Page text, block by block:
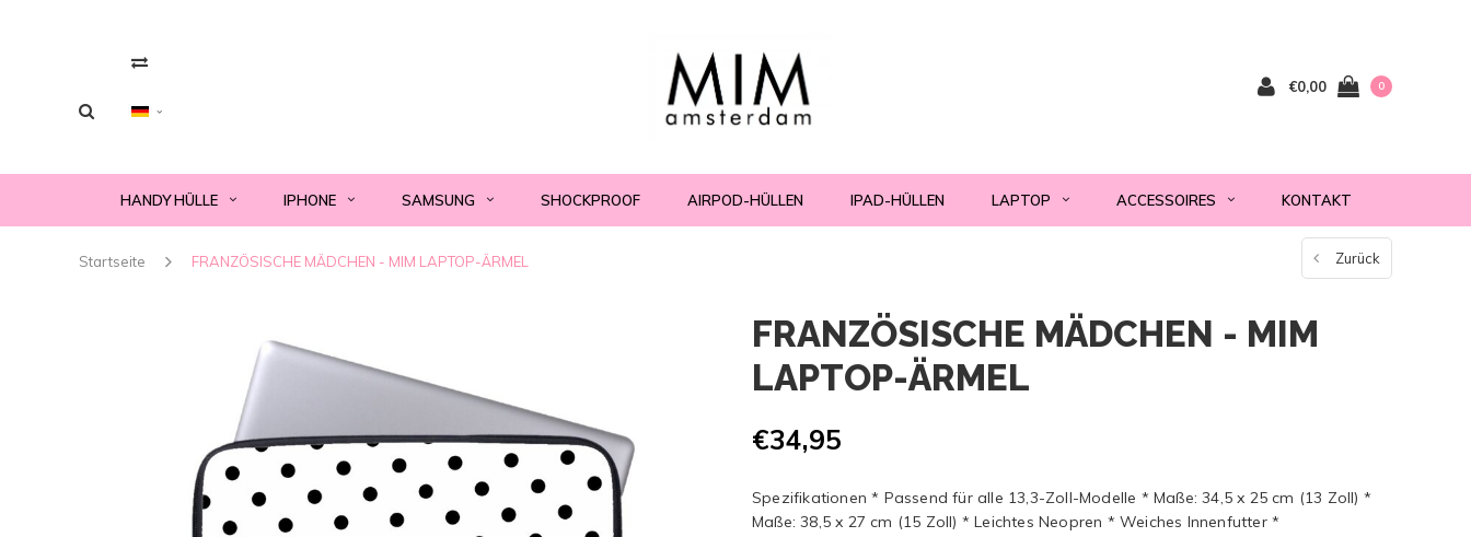
€0,00 0
HANDY HÜLLE IPHONE SAMSUNG SHOCKPROOF AIRPOD-HÜLLEN IPAD-HÜLLEN LAPTOP ACCESSOIRES KONTAKT
Startseite FRANZÖSISCHE MÄDCHEN - MIM LAPTOP-ÄRMEL Zurück
FRANZÖSISCHE MÄDCHEN - MIM
LAPTOP-ÄRMEL
€34,95
Spezifikationen * Passend für alle 13,3-Zoll-Modelle * Maße: 34,5 x 25 cm (13 Zoll) *
Maße: 38,5 x 27 cm (15 Zoll) * Leichtes Neopren * Weiches Innenfutter *